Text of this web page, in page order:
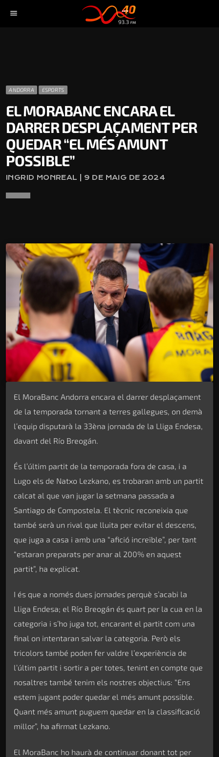
menu
ANDORRA ESPORTS
EL MORABANC ENCARA EL
DARRER DESPLAÇAMENT PER
QUEDAR “EL MÉS AMUNT
POSSIBLE”
INGRID MONREAL | 9 DE MAIG DE 2024
El MoraBanc Andorra encara el darrer desplaçament
de la temporada tornant a terres gallegues, on demà
l’equip disputarà la 33èna jornada de la Lliga Endesa,
davant del Río Breogán.
És l’últim partit de la temporada fora de casa, i a
Lugo els de Natxo Lezkano, es trobaran amb un partit
calcat al que van jugar la setmana passada a
Santiago de Compostela. El tècnic reconeixia que
també serà un rival que lluita per evitar el descens,
que juga a casa i amb una “afició increïble”, per tant
“estaran preparats per anar al 200% en aquest
partit”, ha explicat.
I és que a només dues jornades perquè s’acabi la
Lliga Endesa; el Río Breogán és quart per la cua en la
categoria i s’ho juga tot, encarant el partit com una
final on intentaran salvar la categoria. Però els
tricolors també poden fer valdre l’experiència de
l’últim partit i sortir a per totes, tenint en compte que
nosaltres també tenim els nostres objectius: “Ens
estem jugant poder quedar el més amunt possible.
Quant més amunt puguem quedar en la classificació
millor”, ha afirmat Lezkano.
El MoraBanc ho haurà de continuar donant tot per